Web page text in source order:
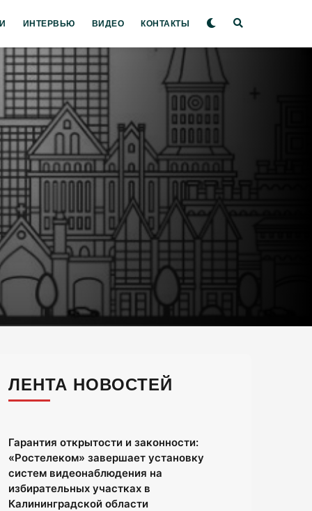
ИНТЕРВЬЮ ВИДЕО КОНТАКТЫ
ЛЕНТА НОВОСТЕЙ
Гарантия открытости и законности:
«Ростелеком» завершает установку
систем видеонаблюдения на
избирательных участках в
Калининградской области